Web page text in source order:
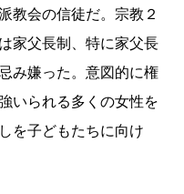
教会の信徒だ。宗教２
家父長制、特に家父長
み嫌った。意図的に権
いられる多くの女性を
を子どもたちに向け